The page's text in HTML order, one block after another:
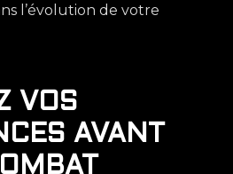
l’évolution de votre
VOS
AVANT